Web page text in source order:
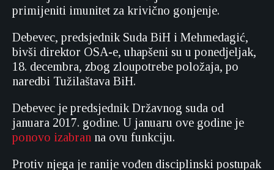
primijeniti imunitet za krivično gonjenje.
Debevec, predsjednik Suda BiH i Mehmedagić,
bivši direktor OSA-e, uhapšeni su u ponedjeljak,
18. decembra, zbog zloupotrebe položaja, po
naredbi Tužilaštava BiH.
Debevec je predsjednik Državnog suda od
januara 2017. godine. U januaru ove godine je
ponovo izabran na ovu funkciju.
Protiv njega je ranije vođen disciplinski postupak